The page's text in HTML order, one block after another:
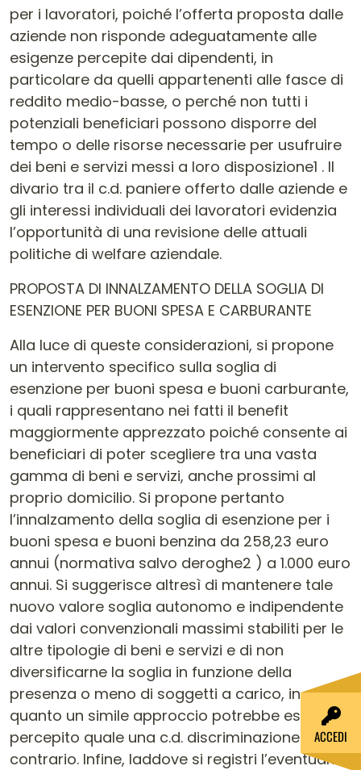
per i lavoratori, poiché l’offerta proposta dalle
aziende non risponde adeguatamente alle
esigenze percepite dai dipendenti, in
particolare da quelli appartenenti alle fasce di
reddito medio-basse, o perché non tutti i
potenziali beneficiari possono disporre del
tempo o delle risorse necessarie per usufruire
dei beni e servizi messi a loro disposizione1 . Il
divario tra il c.d. paniere offerto dalle aziende e
gli interessi individuali dei lavoratori evidenzia
l’opportunità di una revisione delle attuali
politiche di welfare aziendale.
PROPOSTA DI INNALZAMENTO DELLA SOGLIA DI
ESENZIONE PER BUONI SPESA E CARBURANTE
Alla luce di queste considerazioni, si propone
un intervento specifico sulla soglia di
esenzione per buoni spesa e buoni carburante,
i quali rappresentano nei fatti il benefit
maggiormente apprezzato poiché consente ai
beneficiari di poter scegliere tra una vasta
gamma di beni e servizi, anche prossimi al
proprio domicilio. Si propone pertanto
l’innalzamento della soglia di esenzione per i
buoni spesa e buoni benzina da 258,23 euro
annui (normativa salvo deroghe2 ) a 1.000 euro
annui. Si suggerisce altresì di mantenere tale
nuovo valore soglia autonomo e indipendente
dai valori convenzionali massimi stabiliti per le
altre tipologie di beni e servizi e di non
diversificarne la soglia in funzione della
presenza o meno di soggetti a carico, in
quanto un simile approccio potrebbe essere
percepito quale una c.d. discriminazione al
contrario. Infine, laddove si registri l’eventuale
ACCEDI